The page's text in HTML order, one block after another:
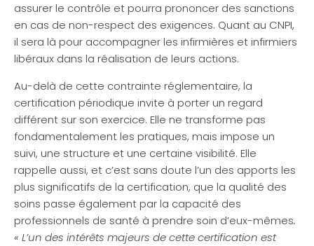
assurer le contrôle et pourra prononcer des sanctions
en cas de non-respect des exigences. Quant au CNPI,
il sera là pour accompagner les infirmières et infirmiers
libéraux dans la réalisation de leurs actions.
Au-delà de cette contrainte réglementaire, la
certification périodique invite à porter un regard
différent sur son exercice. Elle ne transforme pas
fondamentalement les pratiques, mais impose un
suivi, une structure et une certaine visibilité. Elle
rappelle aussi, et c’est sans doute l’un des apports les
plus significatifs de la certification, que la qualité des
soins passe également par la capacité des
professionnels de santé à prendre soin d’eux-mêmes.
« L’un des intérêts majeurs de cette certification est